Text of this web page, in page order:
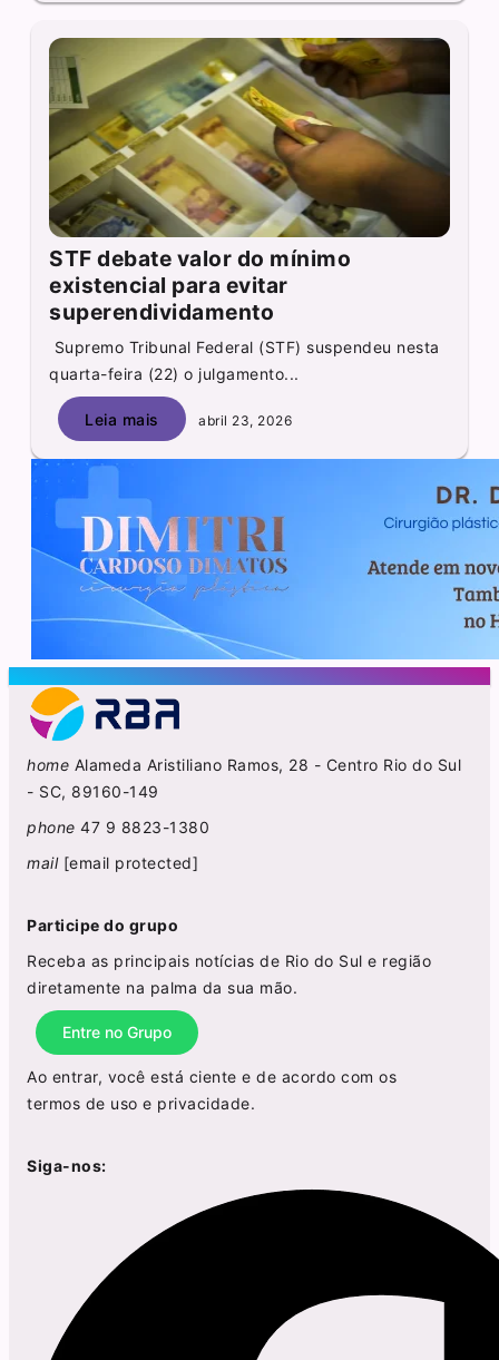
STF debate valor do mínimo
existencial para evitar
superendividamento
Supremo Tribunal Federal (STF) suspendeu nesta
quarta-feira (22) o julgamento...
Leia mais abril 23, 2026
home Alameda Aristiliano Ramos, 28 - Centro Rio do Sul
- SC, 89160-149
phone 47 9 8823-1380
mail [email protected]
Participe do grupo
Receba as principais notícias de Rio do Sul e região
diretamente na palma da sua mão.
Entre no Grupo
Ao entrar, você está ciente e de acordo com os
termos de uso e privacidade.
Siga-nos: